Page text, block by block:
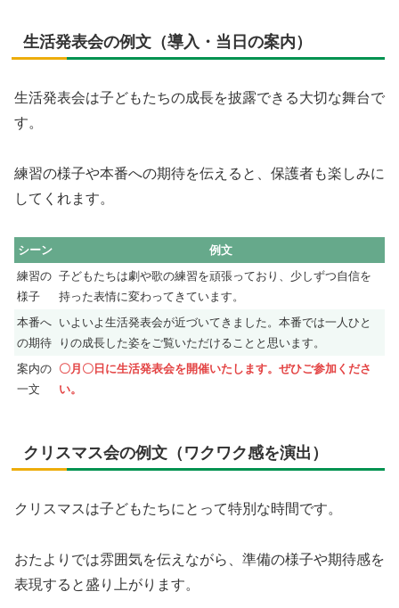
生活発表会の例文（導入・当日の案内）
生活発表会は子どもたちの成長を披露できる大切な舞台で
す。
練習の様子や本番への期待を伝えると、保護者も楽しみに
してくれます。
シーン
例文
練習の
様子
子どもたちは劇や歌の練習を頑張っており、少しずつ自信を
持った表情に変わってきています。
本番へ
の期待
いよいよ生活発表会が近づいてきました。本番では一人ひと
りの成長した姿をご覧いただけることと思います。
案内の
一文
〇月〇日に生活発表会を開催いたします。ぜひご参加くださ
い。
クリスマス会の例文（ワクワク感を演出）
クリスマスは子どもたちにとって特別な時間です。
おたよりでは雰囲気を伝えながら、準備の様子や期待感を
表現すると盛り上がります。